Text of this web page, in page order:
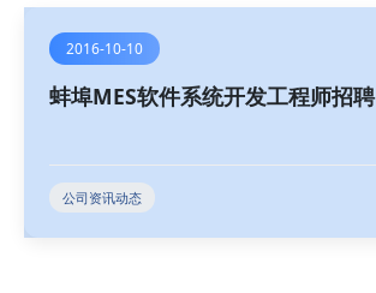
2016-10-10
蚌埠MES软件系统开发工程师招聘
公司资讯动态